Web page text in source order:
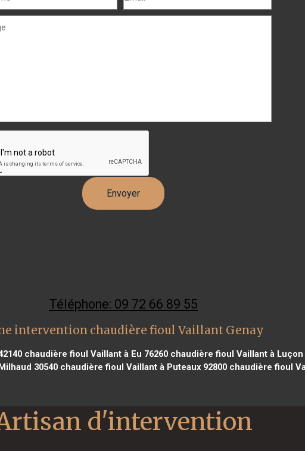
Téléphone: 09 72 66 89 55
intervention chaudière fioul Vaillant Genay
chaudière fioul Vaillant à Eu 76260 chaudière fioul Vaillant à Luçon
30540 chaudière fioul Vaillant à Puteaux 92800 chaudière fioul
d'intervention